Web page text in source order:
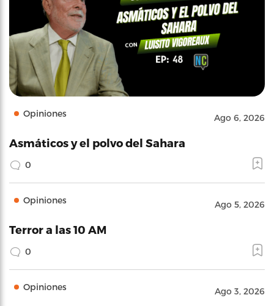
Opiniones Ago 6, 2026
Asmáticos y el polvo del Sahara
0
Opiniones Ago 5, 2026
Terror a las 10 AM
0
Opiniones Ago 3, 2026